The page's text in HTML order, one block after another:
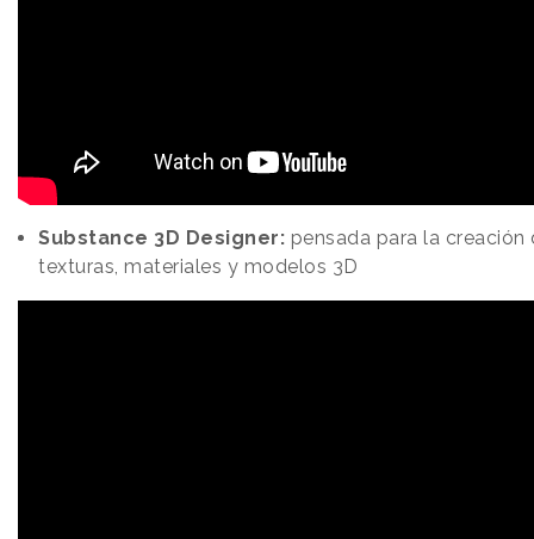
Substance 3D Designer: pensada para la creación
texturas, materiales y modelos 3D